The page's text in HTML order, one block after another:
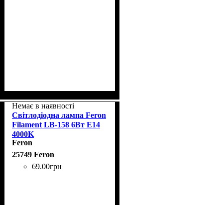
Немає в наявності
Світлодіодна лампа Feron
Filament LB-158 6Вт E14
4000K
Feron
25749 Feron
69.00грн